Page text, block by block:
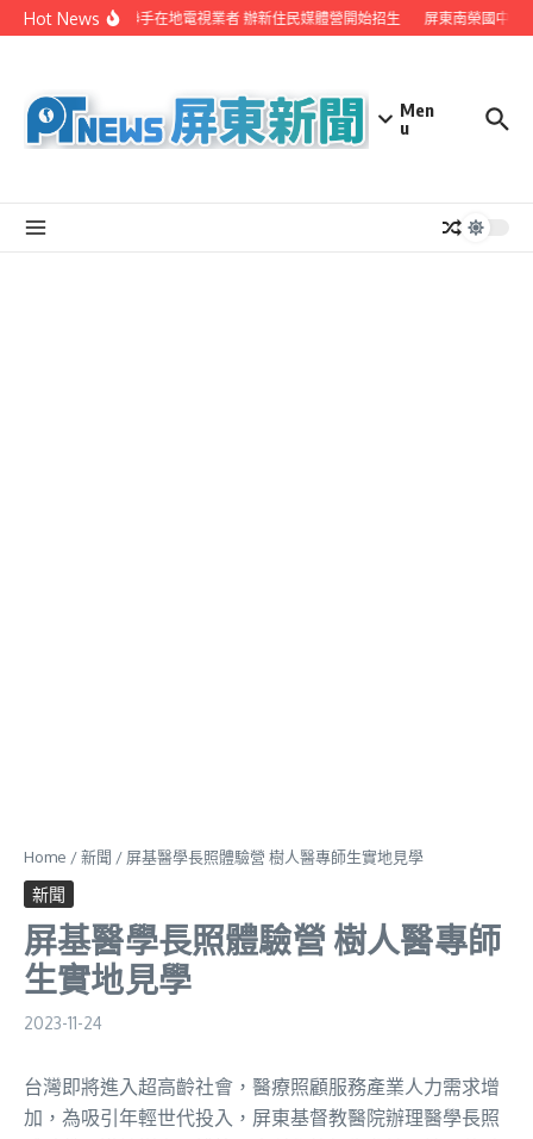
Skip to content
Hot News屏縣府聯手在地電視業者 辦新住民媒體營開始招生 屏東南榮國中赴
Men
u
Home /新聞 / 屏基醫學長照體驗營 樹人醫專師生實地見學
新聞
屏基醫學長照體驗營 樹人醫專師
生實地見學
2023-11-24
台灣即將進入超高齡社會，醫療照顧服務產業人力需求增
加，為吸引年輕世代投入，屏東基督教醫院辦理醫學長照